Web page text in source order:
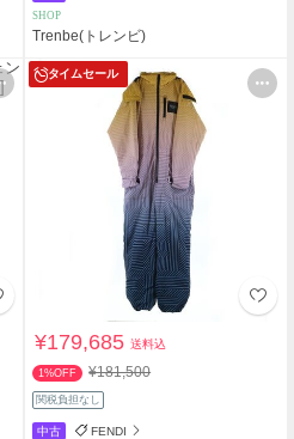
SHOP
Trenbe(トレンビ)
タイムセール
¥179,685送料込
1%OFF ¥181,500
関税負担なし
中古 FENDI